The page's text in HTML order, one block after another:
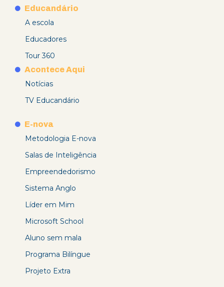
Educandário
A escola
Educadores
Tour 360
Acontece Aqui
Notícias
TV Educandário
E-nova
Metodologia E-nova
Salas de Inteligência
Empreendedorismo
Sistema Anglo
Líder em Mim
Microsoft School
Aluno sem mala
Programa Bilíngue
Projeto Extra